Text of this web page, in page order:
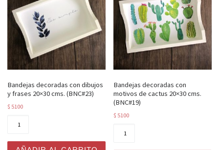
Bandejas decoradas con dibujos
y frases 20×30 cms. (BNC#23)
$ 5100
Bandejas decoradas con dibujos y frases 20x30 cms.
Bandejas decoradas con
motivos de cactus 20×30 cms.
(BNC#19)
$ 5100